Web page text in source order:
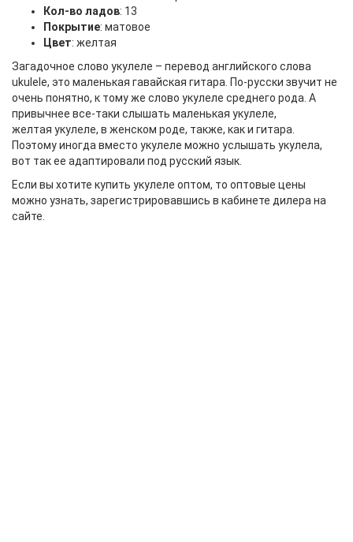
Кол-во ладов: 13
Покрытие: матовое
Цвет: желтая
Загадочное слово укулеле – перевод английского слова
ukulele, это маленькая гавайская гитара. По-русски звучит не
очень понятно, к тому же слово укулеле среднего рода. А
привычнее все-таки слышать маленькая укулеле,
желтая укулеле, в женском роде, также, как и гитара.
Поэтому иногда вместо укулеле можно услышать укулела,
вот так ее адаптировали под русский язык.
Если вы хотите купить укулеле оптом, то оптовые цены
можно узнать, зарегистрировавшись в кабинете дилера на
сайте.